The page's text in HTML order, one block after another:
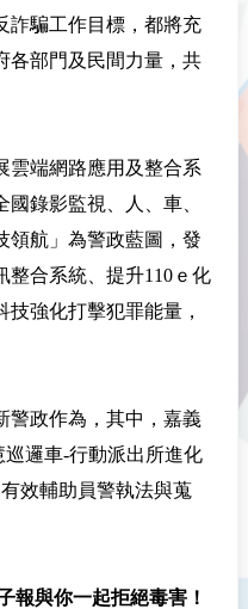
詐騙工作目標，都將充
各部門及民間力量，共
雲端網路應用及整合系
錄影監視、人、車、
領航」為警政藍圖，發
整合系統、提升110ｅ化
強化打擊犯罪能量，
警政作為，其中，嘉義
巡邏車-行動派出所進化
效輔助員警執法與蒐
報與你一起拒絕毒害！